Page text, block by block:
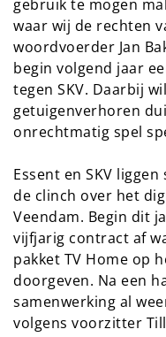
gebruik te mogen
waar wij de rechten
woordvoerder Jan
begin volgend jaar
tegen SKV. Daarbij
getuigenverhoren
onrechtmatig spel
Essent en SKV
de clinch over het
Veendam. Begin dit
vijfjarig contract af
pakket TV Home op
doorgeven. Na een
samenwerking al
volgens voorzitter